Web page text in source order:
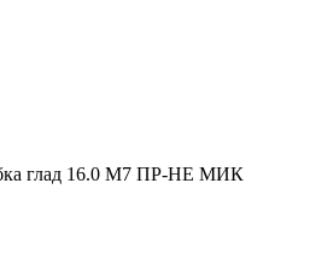
глад 16.0 M7 ПР-НЕ МИК